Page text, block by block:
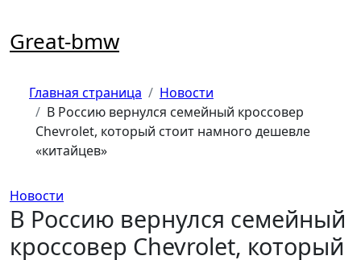
содержимому
Great-bmw
Главная страница
Новости
В Россию вернулся семейный кроссовер
Chevrolet, который стоит намного дешевле
«китайцев»
Новости
В Россию вернулся семейный
кроссовер Chevrolet, который